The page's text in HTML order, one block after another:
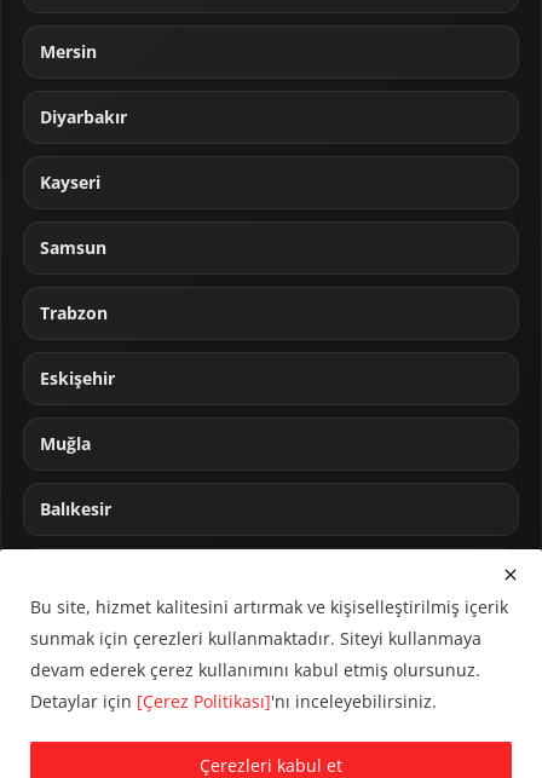
Mersin
Diyarbakır
Kayseri
Samsun
Trabzon
Eskişehir
Muğla
Balıkesir
© 2024 CUMHA (Cumhur Haber Ajansı) Tüm hakları saklıdır.
Bu site, hizmet kalitesini artırmak ve kişiselleştirilmiş içerik
sunmak için çerezleri kullanmaktadır. Siteyi kullanmaya
devam ederek çerez kullanımını kabul etmiş olursunuz.
Detaylar için [Çerez Politikası]'nı inceleyebilirsiniz.
Çerezleri kabul et